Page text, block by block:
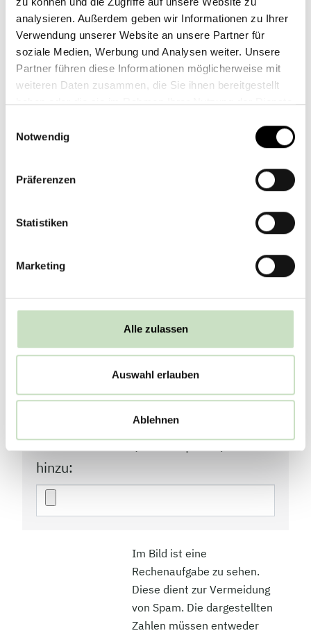
analysieren. Außerdem geben wir Informationen zu Ihrer
Verwendung unserer Website an unsere Partner für
soziale Medien, Werbung und Analysen weiter. Unsere
Partner führen diese Informationen möglicherweise mit
weiteren Daten zusammen, die Sie ihnen bereitgestellt
haben oder die sie im Rahmen Ihrer Nutzung der Dienste
Notwendig
Präferenzen
Statistiken
Marketing
Alle zulassen
Auswahl erlauben
Ablehnen
Postleitzahl
& Ort*
Raum für Ihre
Bitte fügen Sie eine Kopie der
Sterbeurkunde (Datei-Upload)
hinzu:
Im Bild ist eine
Rechenaufgabe zu sehen.
Diese dient zur Vermeidung
von Spam. Die dargestellten
Zahlen müssen entweder